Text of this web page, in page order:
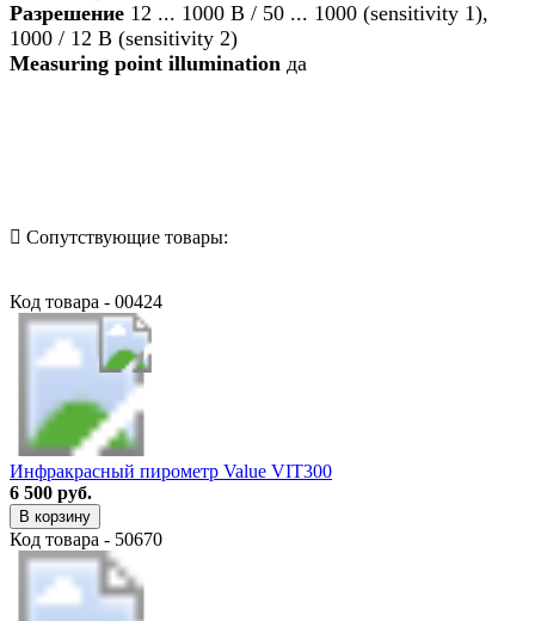
Разрешение 12 ... 1000 В / 50 ... 1000 (sensitivity 1),
1000 / 12 В (sensitivity 2)
Measuring point illumination да
Сопутствующие товары:
Код товара - 00424
Инфракрасный пирометр Value VIT300
6 500 руб.
В корзину
Код товара - 50670